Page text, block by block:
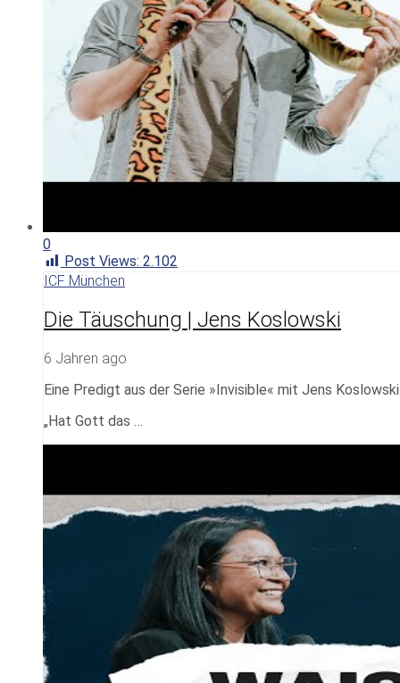
0
Post Views: 2.102
ICF München
Die Täuschung | Jens Koslowski
6 Jahren ago
Eine Predigt aus der Serie »Invisible« mit Jens
„Hat Gott das …